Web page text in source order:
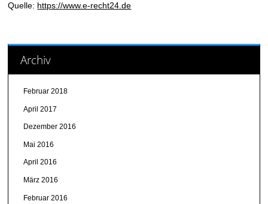
Quelle: https://www.e-recht24.de
Archiv
Februar 2018
April 2017
Dezember 2016
Mai 2016
April 2016
März 2016
Februar 2016